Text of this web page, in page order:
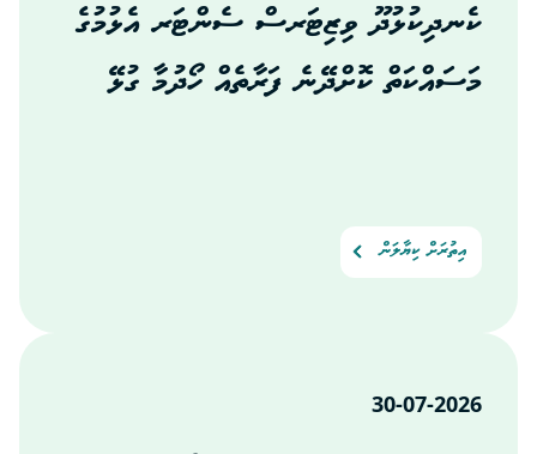
ކެނދިކުޅުދޫ ވިޒިޓަރސް ސެންޓަރ އެޅުމުގެ
މަސައްކަތް ކޮށްދޭނެ ފަރާތެއް ހޯދުމާ ގުޅޭ
އިތުރަށް ކިޔާލަން
30-07-2026